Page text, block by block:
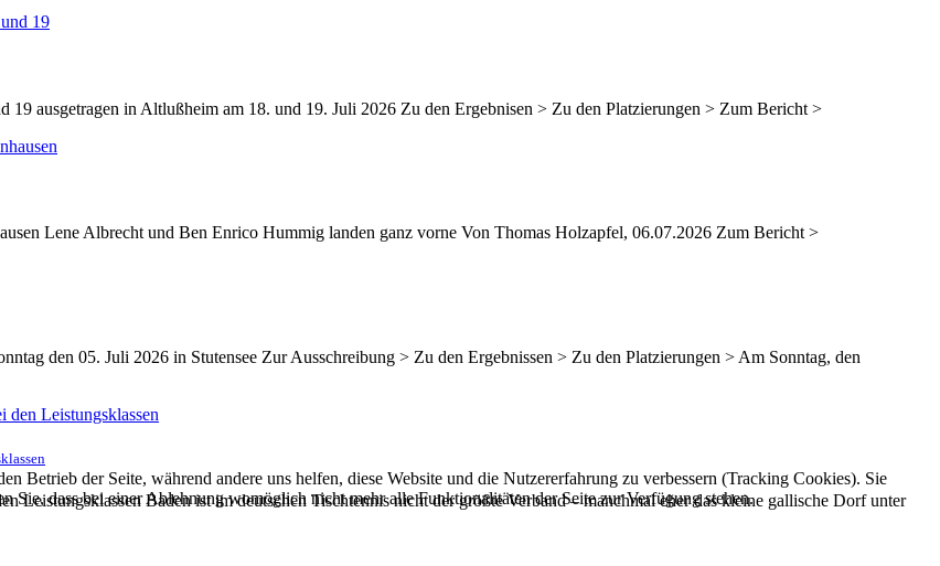
19 ausgetragen in Altlußheim am 18. und 19. Juli 2026 Zu den Ergebnisen > Zu den Platzierungen > Zum Bericht >
Lene Albrecht und Ben Enrico Hummig landen ganz vorne Von Thomas Holzapfel, 06.07.2026 Zum Bericht >
den 05. Juli 2026 in Stutensee Zur Ausschreibung > Zu den Ergebnissen > Zu den Platzierungen > Am Sonntag, den
Baden ist im deutschen Tischtennis nicht der größte Verband – manchmal eher das kleine gallische Dorf unter
Betrieb der Seite, während andere uns helfen, diese Website und die Nutzererfahrung zu verbessern (Tracking Cookies). Sie
Sie, dass bei einer Ablehnung womöglich nicht mehr alle Funktionalitäten der Seite zur Verfügung stehen.